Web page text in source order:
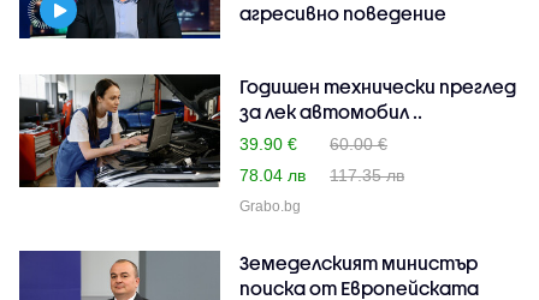
агресивно поведение
Годишен технически преглед
за лек автомобил ..
39.90 €
60.00 €
78.04 лв
117.35 лв
Grabo.bg
Земеделският министър
поиска от Европейската